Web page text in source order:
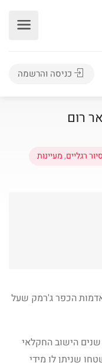
כניסה והרשמה
רום
רגליים,מעיינות
הכפר ג'רמק שעל
הישוב החקלאי
של ישראל ב"ק בשנת 1834 ,בשטחו שניתן לו מידי